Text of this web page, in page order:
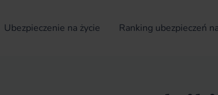
Ubezpieczenie na życie Ranking ubezpieczeń